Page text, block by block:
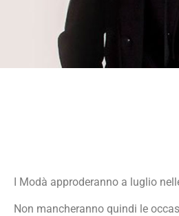
I Modà approderanno a luglio
Non mancheranno quindi le